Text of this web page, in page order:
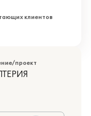
клиентов
проект